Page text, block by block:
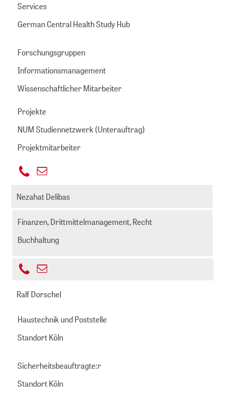
Services
German Central Health Study Hub
Forschungsgruppen
Informationsmanagement
Wissenschaftlicher Mitarbeiter
Projekte
NUM Studiennetzwerk (Unterauftrag)
Projektmitarbeiter
+49
999892
-
814
senden
Nezahat Delibas
Finanzen, Drittmittelmanagement, Recht
Buchhaltung
+49
999892
-
222
senden
Ralf Dorschel
Haustechnik und Poststelle
Standort Köln
Sicherheitsbeauftragte:r
Standort Köln